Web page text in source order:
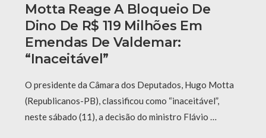
Motta Reage A Bloqueio De
Dino De R$ 119 Milhões Em
Emendas De Valdemar:
“Inaceitável”
O presidente da Câmara dos Deputados, Hugo Motta
(Republicanos-PB), classificou como “inaceitável”,
neste sábado (11), a decisão do ministro Flávio …